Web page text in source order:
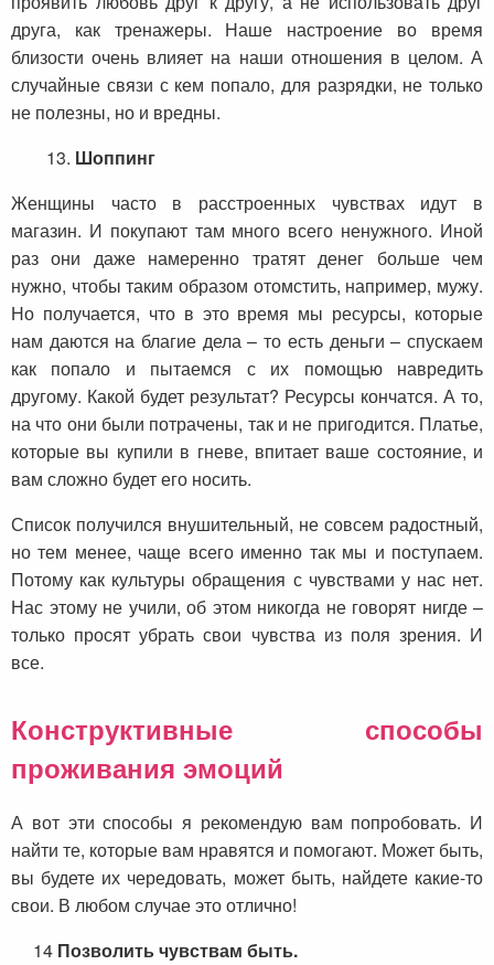
друга, как тренажеры. Наше настроение во время
близости очень влияет на наши отношения в целом. А
случайные связи с кем попало, для разрядки, не только
не полезны, но и вредны.
13. Шоппинг
Женщины часто в расстроенных чувствах идут в
магазин. И покупают там много всего ненужного. Иной
раз они даже намеренно тратят денег больше чем
нужно, чтобы таким образом отомстить, например, мужу.
Но получается, что в это время мы ресурсы, которые
нам даются на благие дела – то есть деньги – спускаем
как попало и пытаемся с их помощью навредить
другому. Какой будет результат? Ресурсы кончатся. А то,
на что они были потрачены, так и не пригодится. Платье,
которые вы купили в гневе, впитает ваше состояние, и
вам сложно будет его носить.
Список получился внушительный, не совсем радостный,
но тем менее, чаще всего именно так мы и поступаем.
Потому как культуры обращения с чувствами у нас нет.
Нас этому не учили, об этом никогда не говорят нигде –
только просят убрать свои чувства из поля зрения. И
все.
Конструктивные способы
проживания эмоций
А вот эти способы я рекомендую вам попробовать. И
найти те, которые вам нравятся и помогают. Может быть,
вы будете их чередовать, может быть, найдете какие-то
свои. В любом случае это отлично!
14 Позволить чувствам быть.